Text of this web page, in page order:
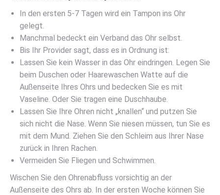
In den ersten 5-7 Tagen wird ein Tampon ins Ohr
gelegt.
Manchmal bedeckt ein Verband das Ohr selbst.
Bis Ihr Provider sagt, dass es in Ordnung ist:
Lassen Sie kein Wasser in das Ohr eindringen. Legen Sie
beim Duschen oder Haarewaschen Watte auf die
Außenseite Ihres Ohrs und bedecken Sie es mit
Vaseline. Oder Sie tragen eine Duschhaube.
Lassen Sie Ihre Ohren nicht „knallen“ und putzen Sie
sich nicht die Nase. Wenn Sie niesen müssen, tun Sie es
mit dem Mund. Ziehen Sie den Schleim aus Ihrer Nase
zurück in Ihren Rachen.
Vermeiden Sie Fliegen und Schwimmen.
Wischen Sie den Ohrenabfluss vorsichtig an der
Außenseite des Ohrs ab. In der ersten Woche können Sie